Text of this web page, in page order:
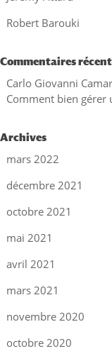
Robert Barouki
Commentaires
Carlo Giovanni
Comment bien gérer
Archives
mars 2022
décembre 2021
octobre 2021
mai 2021
avril 2021
mars 2021
novembre 2020
octobre 2020